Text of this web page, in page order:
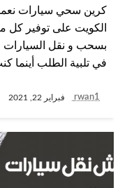
كرين سحي سيارات
الكويت على توفير كل
بسحب و نقل السيارات
في تلبية الطلب أينما
rwan1 فبراير 22, 2021